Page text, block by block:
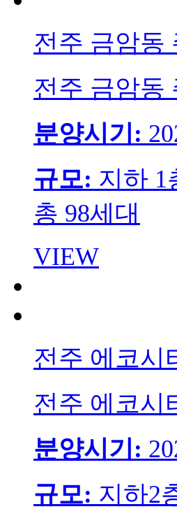
전주 금암동
전주 금암동
분양시기:
규모: 지하 1
총 98세대
VIEW
전주 에코시
전주 에코시
분양시기:
규모: 지하2